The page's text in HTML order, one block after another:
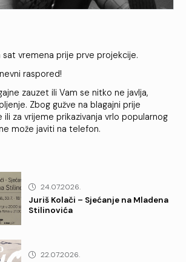
sat vremena prije prve projekcije.
raspored!
zauzet ili Vam se nitko ne javlja,
Zbog gužve na blagajni prije
za vrijeme prikazivanja vrlo popularnog
može javiti na telefon.
24.07.2026.
Juriš Kolači – Sjećanje na Mladena
Stilinovića
22.07.2026.